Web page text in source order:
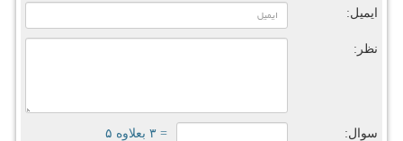
ایمیل:
نظر:
سوال: = ۳ بعلاوه ۵